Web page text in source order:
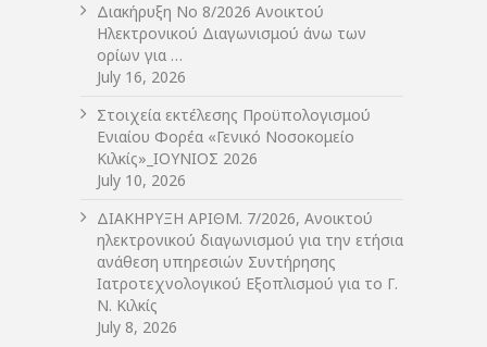
Διακήρυξη Νο 8/2026 Ανοικτού
Ηλεκτρονικού Διαγωνισμού άνω των
ορίων για …
July 16, 2026
Στοιχεία εκτέλεσης Προϋπολογισμού
Ενιαίου Φορέα «Γενικό Νοσοκομείο
Κιλκίς»_ΙΟΥΝΙΟΣ 2026
July 10, 2026
ΔIΑΚΗΡΥΞΗ ΑΡIΘΜ. 7/2026, Ανοικτού
ηλεκτρονικού διαγωνισμού για την ετήσια
ανάθεση υπηρεσιών Συντήρησης
Ιατροτεχνολογικού Εξοπλισμού για το Γ.
Ν. Κιλκίς
July 8, 2026